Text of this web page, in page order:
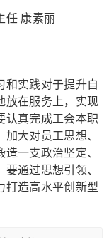
任 康素丽
和实践对于提升自
放在服务上，实现
认真完成工会本职
大对员工思想、
一支政治坚定、
通过思想引领、
打造高水平创新型